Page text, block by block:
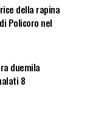
della rapina
Policoro nel
duemila
8